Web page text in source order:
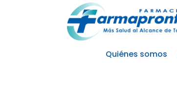
Quiénes somos